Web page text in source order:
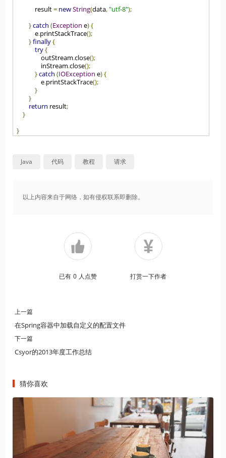
            result
= newString(data,"utf-8");
}catch (Exception e){
            e
.printStackTrace();
}finally{
try{
                outStream
.close();
                inStream
.close();
}catch (IOException e){
                e
.printStackTrace();
}
}
return result;
}
}
Java 代码 教程 请求
以上内容来自于网络，如有侵权联系即删除。
已有 0 人点赞 打赏一下作者
上一篇
在Spring容器中加载自定义的配置文件
下一篇
Csyor的2013年度工作总结
猜你喜欢